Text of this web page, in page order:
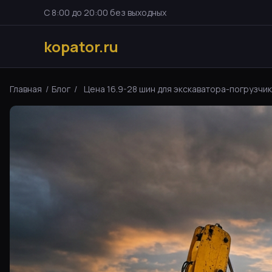
С 8:00 до 20:00 без выходных
kopator.ru
Главная / Блог / Цена 16.9-28 шин для экскаватора-